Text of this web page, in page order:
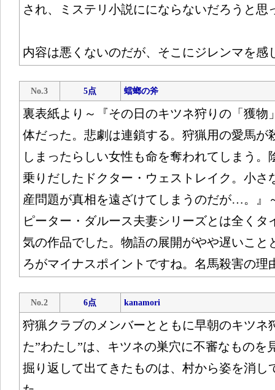
され、ミステリ小説ににならないだろうと思
内容は悪くないのだが、そこにジレンマを感
No.3 5点 蟷螂の斧
裏表紙より～『その日のキツネ狩りの「獲物
体だった。悲劇は連鎖する。狩猟用の愛馬が
しまったらしい女性も命を奪われてしまう。
乗りだしたドクター・ウェストレイク。小さ
産問題が真相を遠ざけてしまうのだが…。』
ピーター・ダルース夫妻シリーズとは全くタ
気の作品でした。物語の展開がやや遅いこと
ろがマイナスポイントですね。名馬殺害の理
No.2 6点 kanamori
狩猟クラブのメンバーとともに早朝のキツネ
た”わたし”は、キツネの巣穴に不審なものを
掘り返して出てきたものは、村から姿を消し